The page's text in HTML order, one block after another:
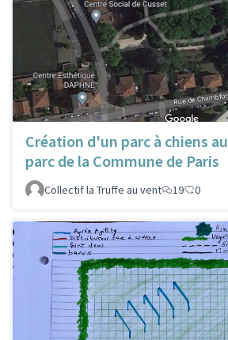
Création d'un parc à chiens au
parc de la Commune de Paris
Collectif la Truffe au vent
19 0